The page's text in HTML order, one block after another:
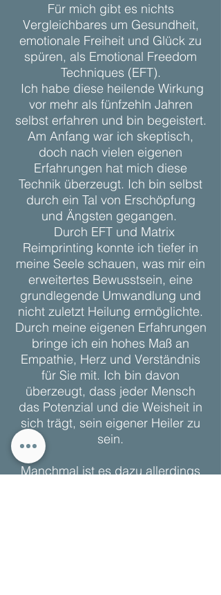
Für mich gibt es nichts
Vergleichbares um Gesundheit,
emotionale Freiheit und Glück zu
spüren, als Emotional Freedom
Techniques (EFT).
Ich habe diese heilende Wirkung
vor mehr als fünfzehln Jahren
selbst erfahren und bin begeistert.
Am Anfang war ich skeptisch,
doch nach vielen eigenen
Erfahrungen hat mich diese
Technik überzeugt. Ich bin selbst
durch ein Tal von Erschöpfung
und Ängsten gegangen.
Durch EFT und Matrix
Reimprinting konnte ich tiefer in
meine Seele schauen, was mir ein
erweitertes Bewusstsein, eine
grundlegende Umwandlung und
nicht zuletzt Heilung ermöglichte.
Durch meine eigenen Erfahrungen
bringe ich ein hohes Maß an
Empathie, Herz und Verständnis
für Sie mit. Ich bin davon
überzeugt, dass jeder Mensch
das Potenzial und die Weisheit in
sich trägt, sein eigener Heiler zu
sein.
Manchmal ist es dazu allerdings